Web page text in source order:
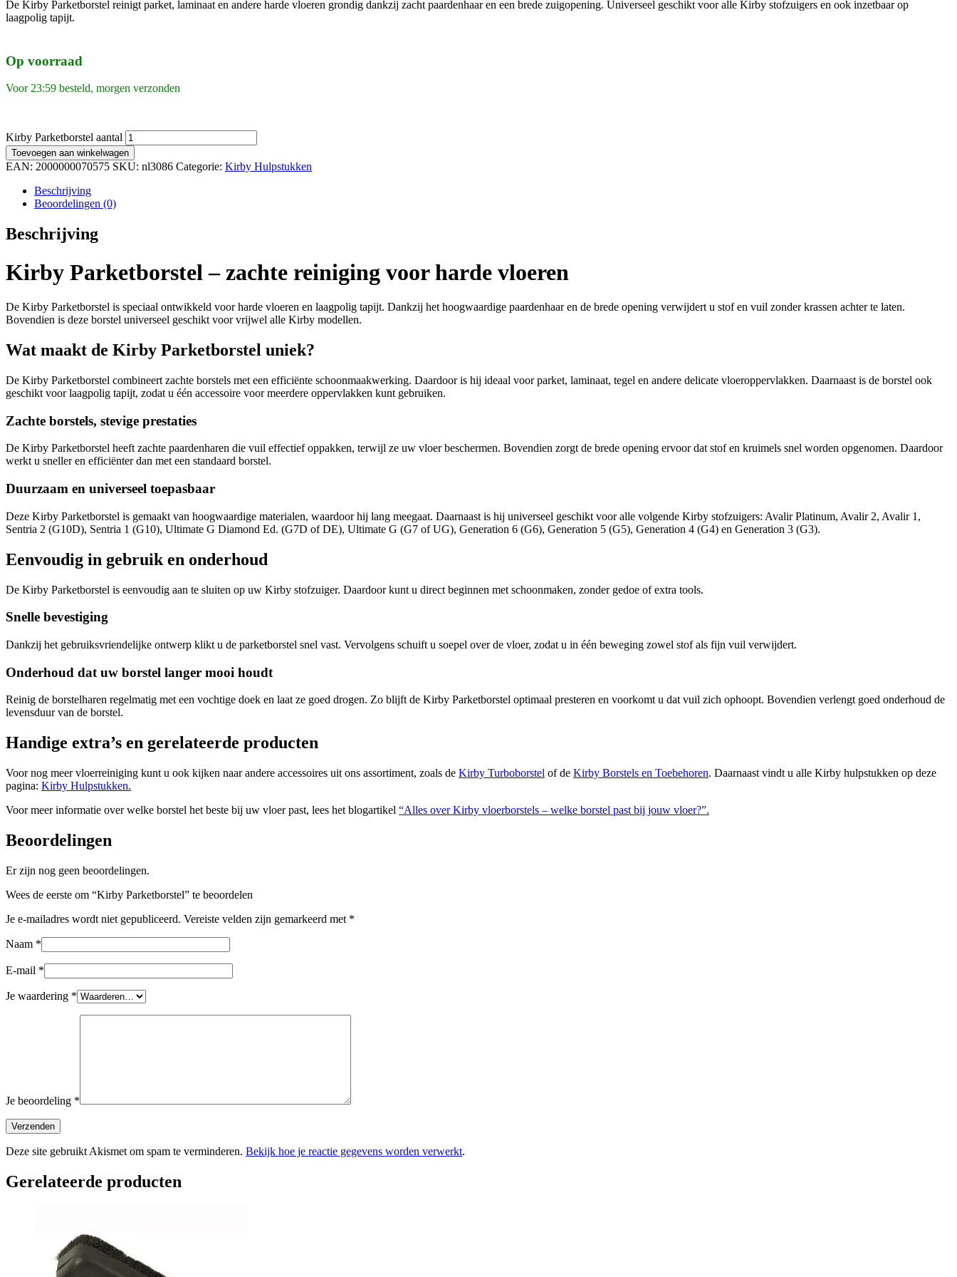
De Kirby Parketborstel reinigt parket, laminaat en andere harde vloeren grondig dankzij zacht paardenhaar en een brede zuigopening. Universeel geschikt voor alle Kirby stofzuigers en ook inzetbaar op
laagpolig tapijt.
Op voorraad
Voor 23:59 besteld, morgen verzonden
Kirby Parketborstel aantal
Toevoegen aan winkelwagen
EAN: 2000000070575 SKU: nl3086 Categorie: Kirby Hulpstukken
Beschrijving
Beoordelingen (0)
Beschrijving
Kirby Parketborstel – zachte reiniging voor harde vloeren
De Kirby Parketborstel is speciaal ontwikkeld voor harde vloeren en laagpolig tapijt. Dankzij het hoogwaardige paardenhaar en de brede opening verwijdert u stof en vuil zonder krassen achter te laten.
Bovendien is deze borstel universeel geschikt voor vrijwel alle Kirby modellen.
Wat maakt de Kirby Parketborstel uniek?
De Kirby Parketborstel combineert zachte borstels met een efficiënte schoonmaakwerking. Daardoor is hij ideaal voor parket, laminaat, tegel en andere delicate vloeroppervlakken. Daarnaast is de borstel ook
geschikt voor laagpolig tapijt, zodat u één accessoire voor meerdere oppervlakken kunt gebruiken.
Zachte borstels, stevige prestaties
De Kirby Parketborstel heeft zachte paardenharen die vuil effectief oppakken, terwijl ze uw vloer beschermen. Bovendien zorgt de brede opening ervoor dat stof en kruimels snel worden opgenomen. Daardoor
werkt u sneller en efficiënter dan met een standaard borstel.
Duurzaam en universeel toepasbaar
Deze Kirby Parketborstel is gemaakt van hoogwaardige materialen, waardoor hij lang meegaat. Daarnaast is hij universeel geschikt voor alle volgende Kirby stofzuigers: Avalir Platinum, Avalir 2, Avalir 1,
Sentria 2 (G10D), Sentria 1 (G10), Ultimate G Diamond Ed. (G7D of DE), Ultimate G (G7 of UG), Generation 6 (G6), Generation 5 (G5), Generation 4 (G4) en Generation 3 (G3).
Eenvoudig in gebruik en onderhoud
De Kirby Parketborstel is eenvoudig aan te sluiten op uw Kirby stofzuiger. Daardoor kunt u direct beginnen met schoonmaken, zonder gedoe of extra tools.
Snelle bevestiging
Dankzij het gebruiksvriendelijke ontwerp klikt u de parketborstel snel vast. Vervolgens schuift u soepel over de vloer, zodat u in één beweging zowel stof als fijn vuil verwijdert.
Onderhoud dat uw borstel langer mooi houdt
Reinig de borstelharen regelmatig met een vochtige doek en laat ze goed drogen. Zo blijft de Kirby Parketborstel optimaal presteren en voorkomt u dat vuil zich ophoopt. Bovendien verlengt goed onderhoud de
levensduur van de borstel.
Handige extra’s en gerelateerde producten
Voor nog meer vloerreiniging kunt u ook kijken naar andere accessoires uit ons assortiment, zoals de Kirby Turboborstel of de Kirby Borstels en Toebehoren. Daarnaast vindt u alle Kirby hulpstukken op deze
pagina: Kirby Hulpstukken.
Voor meer informatie over welke borstel het beste bij uw vloer past, lees het blogartikel “Alles over Kirby vloerborstels – welke borstel past bij jouw vloer?”.
Beoordelingen
Er zijn nog geen beoordelingen.
Wees de eerste om “Kirby Parketborstel” te beoordelen
Je e-mailadres wordt niet gepubliceerd. Vereiste velden zijn gemarkeerd met *
Naam *
E-mail *
Je waardering *
Je beoordeling *
Deze site gebruikt Akismet om spam te verminderen. Bekijk hoe je reactie gegevens worden verwerkt.
Gerelateerde producten